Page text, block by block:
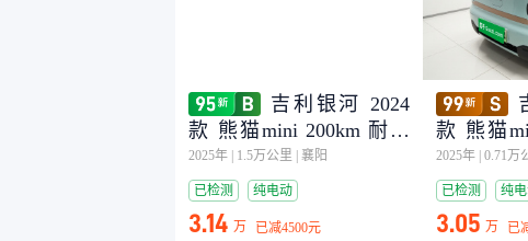
吉利银河 2024
款 熊猫mini 200km 耐力
熊
2025年 1.5万公里 襄阳
已检测 纯电动
3.14 万 已减4500元
款 熊猫
熊
2025年 0.71万
已检测 纯
3.05 万 已